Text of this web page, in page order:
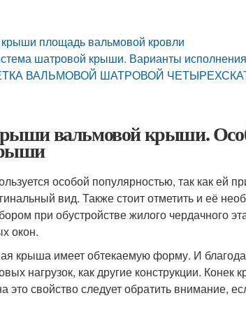
крыши площадь вальмовой кровли
шатровой крыши. Варианты
ВАЛЬМОВОЙ ШАТРОВОЙ
вальмовой крыши.
особой популярностью, так как ей
вид. Также стоит отметить и её
при обустройстве жилого чердачного
окон.
крыша имеет обтекаемую форму. И
нагрузок, как другие конструкции.
это свойство следует обратить внимание,